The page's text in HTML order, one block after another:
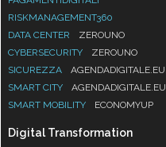
RISKMANAGEMENT360
DATA CENTER
ZEROUNO
CYBERSECURITY
ZEROUNO
SICUREZZA
AGENDADIGITALE.EU
SMART CITY
AGENDADIGITALE.EU
SMART MOBILITY
ECONOMYUP
Digital Transformation